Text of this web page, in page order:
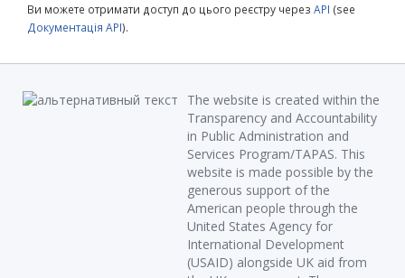
Ви можете отримати доступ до цього реєстру через API (see
Документація API).
The website is created within the
Transparency and Accountability
in Public Administration and
Services Program/TAPAS. This
website is made possible by the
generous support of the
American people through the
United States Agency for
International Development
(USAID) alongside UK aid from